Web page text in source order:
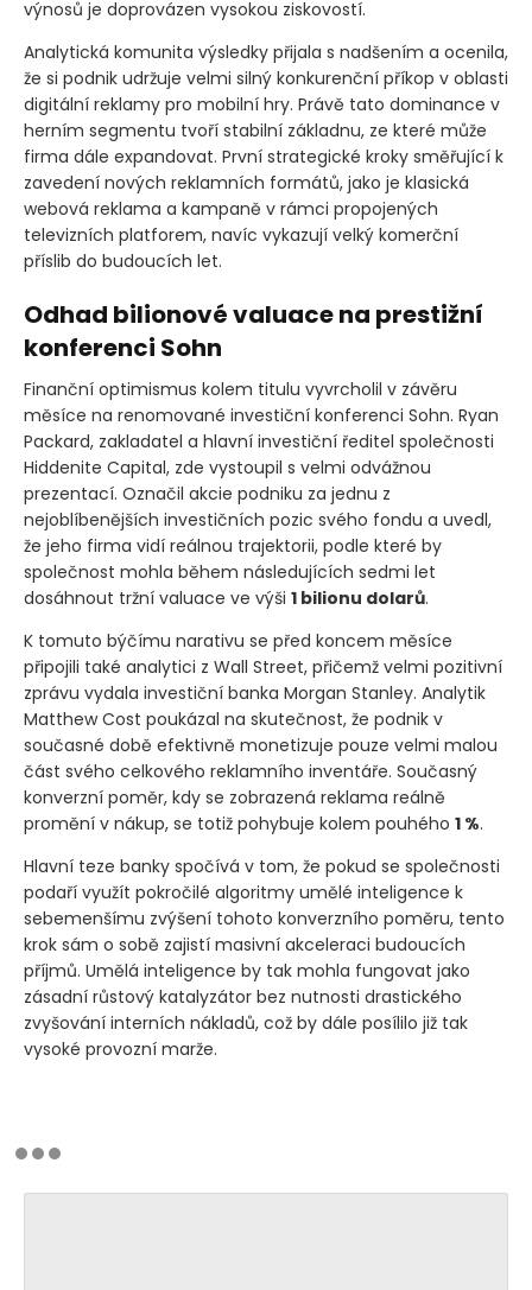
výnosů je doprovázen vysokou ziskovostí.
Analytická komunita výsledky přijala s nadšením a ocenila,
že si podnik udržuje velmi silný konkurenční příkop v oblasti
digitální reklamy pro mobilní hry. Právě tato dominance v
herním segmentu tvoří stabilní základnu, ze které může
firma dále expandovat. První strategické kroky směřující k
zavedení nových reklamních formátů, jako je klasická
webová reklama a kampaně v rámci propojených
televizních platforem, navíc vykazují velký komerční
příslib do budoucích let.
Odhad bilionové valuace na prestižní
konferenci Sohn
Finanční optimismus kolem titulu vyvrcholil v závěru
měsíce na renomované investiční konferenci Sohn. Ryan
Packard, zakladatel a hlavní investiční ředitel společnosti
Hiddenite Capital, zde vystoupil s velmi odvážnou
prezentací. Označil akcie podniku za jednu z
nejoblíbenějších investičních pozic svého fondu a uvedl,
že jeho firma vidí reálnou trajektorii, podle které by
společnost mohla během následujících sedmi let
dosáhnout tržní valuace ve výši 1 bilionu dolarů.
K tomuto býčímu narativu se před koncem měsíce
připojili také analytici z Wall Street, přičemž velmi pozitivní
zprávu vydala investiční banka Morgan Stanley. Analytik
Matthew Cost poukázal na skutečnost, že podnik v
současné době efektivně monetizuje pouze velmi malou
část svého celkového reklamního inventáře. Současný
konverzní poměr, kdy se zobrazená reklama reálně
promění v nákup, se totiž pohybuje kolem pouhého 1 %.
Hlavní teze banky spočívá v tom, že pokud se společnosti
podaří využít pokročilé algoritmy umělé inteligence k
sebemenšímu zvýšení tohoto konverzního poměru, tento
krok sám o sobě zajistí masivní akceleraci budoucích
příjmů. Umělá inteligence by tak mohla fungovat jako
zásadní růstový katalyzátor bez nutnosti drastického
zvyšování interních nákladů, což by dále posílilo již tak
vysoké provozní marže.